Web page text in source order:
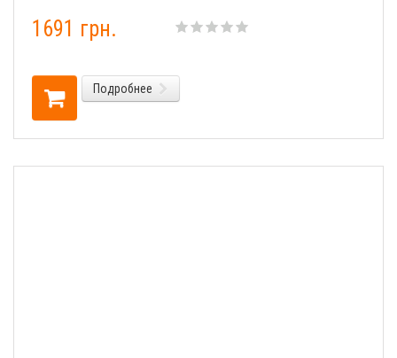
1691 грн.
Подробнее